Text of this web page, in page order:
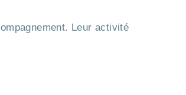
Leur activité